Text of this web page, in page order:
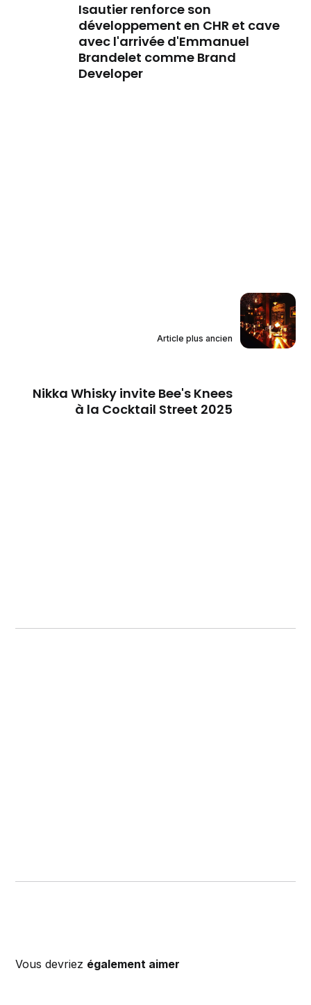
Isautier renforce son
développement en CHR et cave
avec l'arrivée d'Emmanuel
Brandelet comme Brand
Developer
Article plus ancien
Nikka Whisky invite Bee's Knees
à la Cocktail Street 2025
Vous devriez également aimer